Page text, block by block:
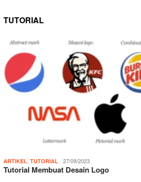
TUTORIAL
ARTIKEL TUTORIAL 27/09/2023
Tutorial Membuat Desain Logo